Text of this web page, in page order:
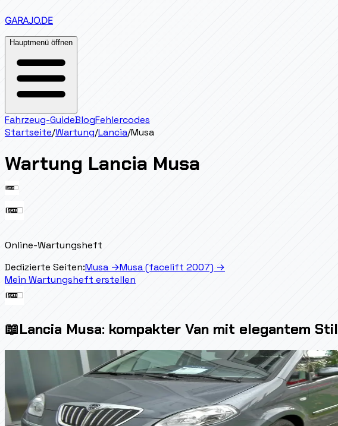
GARAJO.DE
Hauptmenü öffnen
Fahrzeug-GuideBlogFehlercodes
Startseite/Wartung/Lancia/Musa
Wartung Lancia Musa
Online-Wartungsheft
Dedizierte Seiten:Musa →Musa (facelift 2007) →
Mein Wartungsheft erstellen
📖Lancia Musa: kompakter Van mit elegantem Stil